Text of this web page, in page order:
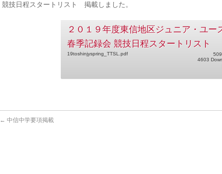
競技日程スタートリスト 掲載しました。
２０１９年度東信地区ジュニア・ユー
春季記録会 競技日程スタートリスト
19toshinjyspring_TTSL.pdf
4603
← 中信中学要項掲載